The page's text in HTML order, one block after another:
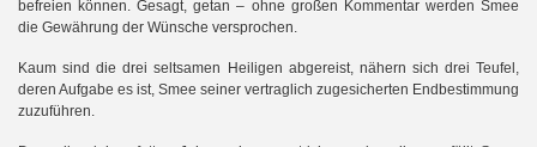
befreien können. Gesagt, getan – ohne großen Kommentar werden Smee
die Gewährung der Wünsche versprochen.
Kaum sind die drei seltsamen Heiligen abgereist, nähern sich drei Teufel,
deren Aufgabe es ist, Smee seiner vertraglich zugesicherten Endbestimmung
zuzuführen.